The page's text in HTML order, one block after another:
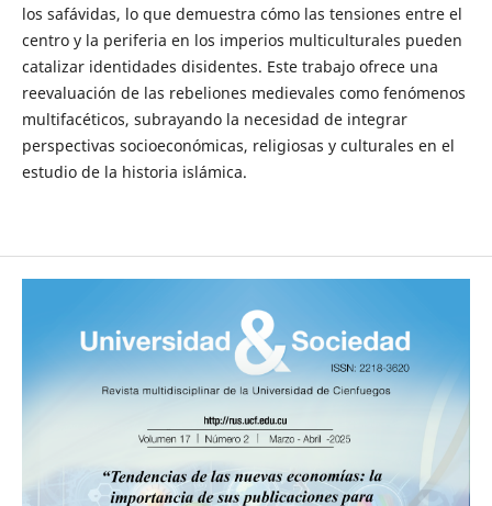
los safávidas, lo que demuestra cómo las tensiones entre el
centro y la periferia en los imperios multiculturales pueden
catalizar identidades disidentes. Este trabajo ofrece una
reevaluación de las rebeliones medievales como fenómenos
multifacéticos, subrayando la necesidad de integrar
perspectivas socioeconómicas, religiosas y culturales en el
estudio de la historia islámica.